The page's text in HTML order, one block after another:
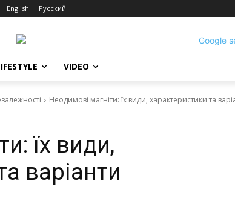
English Русский
VIDEO
Неодимові магніти: їх види, характеристики та
їх види,
варіанти